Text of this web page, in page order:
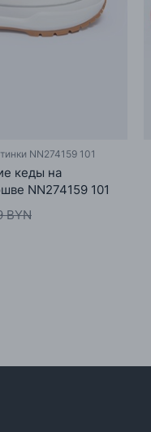
NN274159 101
кеды на
NN274159 101
BYN